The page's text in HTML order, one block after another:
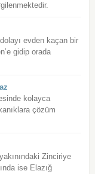
evden kaçan bir
gidip orada
kolayca
çözüm
Zinciriye
ise Elazığ